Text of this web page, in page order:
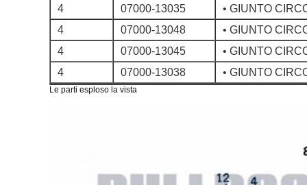
4
07000-13035
• GIUNTO
4
07000-13048
• GIUNTO
4
07000-13045
• GIUNTO
4
07000-13038 • GIUNTO
Le parti esploso la vista